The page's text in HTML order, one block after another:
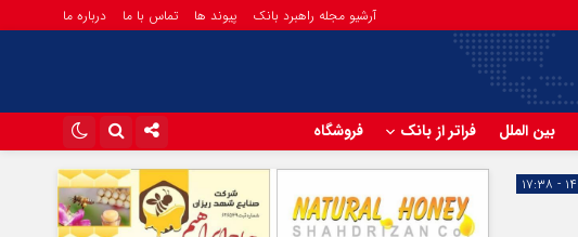
آرشیو مجله راهبرد بانک پیوند ها تماس با ما درباره ما
بین الملل فراتر از بانک فروشگاه
اینستاگرام
تلگرام